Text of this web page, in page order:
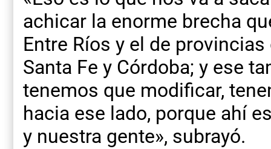
achicar la enorme brecha
Entre Ríos y el de
Santa Fe y Córdoba; y ese
tenemos que modificar,
hacia ese lado, porque ahí
y nuestra gente», subrayó.